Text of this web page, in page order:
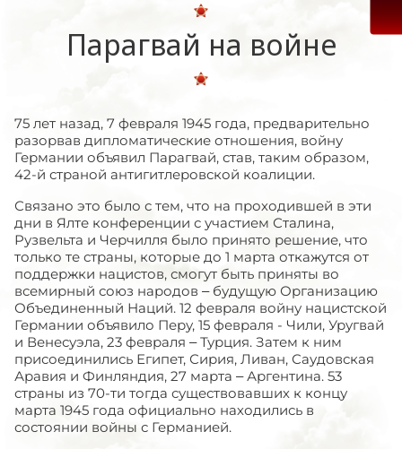
Парагвай на войне
75 лет назад, 7 февраля 1945 года, предварительно
разорвав дипломатические отношения, войну
Германии объявил Парагвай, став, таким образом,
42-й страной антигитлеровской коалиции.
Связано это было с тем, что на проходившей в эти
дни в Ялте конференции с участием Сталина,
Рузвельта и Черчилля было принято решение, что
только те страны, которые до 1 марта откажутся от
поддержки нацистов, смогут быть приняты во
всемирный союз народов – будущую Организацию
Объединенный Наций. 12 февраля войну нацистской
Германии объявило Перу, 15 февраля - Чили, Уругвай
и Венесуэла, 23 февраля – Турция. Затем к ним
присоединились Египет, Сирия, Ливан, Саудовская
Аравия и Финляндия, 27 марта – Аргентина. 53
страны из 70-ти тогда существовавших к концу
марта 1945 года официально находились в
состоянии войны с Германией.